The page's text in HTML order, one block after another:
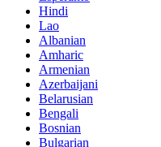
Hindi
Lao
Albanian
Amharic
Armenian
Azerbaijani
Belarusian
Bengali
Bosnian
Bulgarian